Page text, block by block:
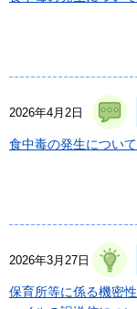
2026年4月2日
食中毒の発生につい
2026年3月27日
保育所等に係る機密